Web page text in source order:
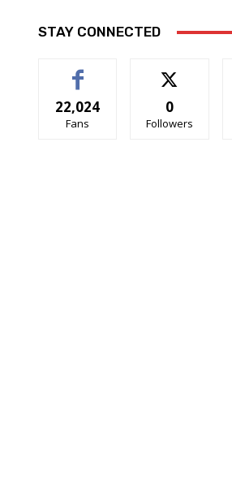
STAY CONNECTED
22,024
Fans
0
Followers